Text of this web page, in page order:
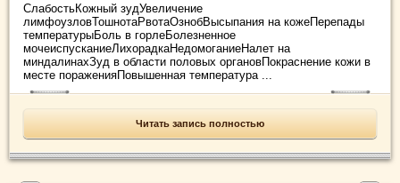
СлабостьКожный зудУвеличение
лимфоузловТошнотаРвотаОзнобВысыпания на кожеПерепады
температурыБоль в горлеБолезненное
мочеиспусканиеЛихорадкаНедомоганиеНалет на
миндалинахЗуд в области половых органовПокраснение кожи в
месте пораженияПовышенная температура ...
Читать запись полностью